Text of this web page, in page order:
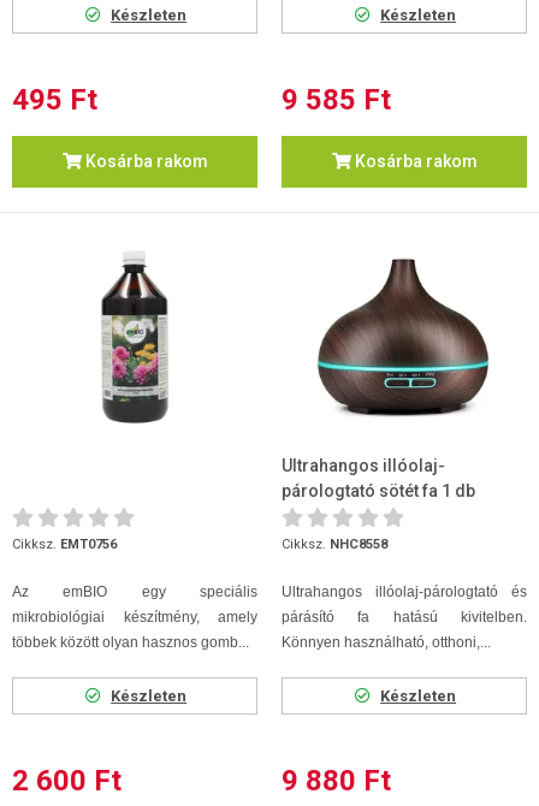
Készleten
495 Ft
Kosárba rakom
Készleten
9 585 Ft
Kosárba rakom
Cikksz. EMT0756
Az emBIO egy speciális
mikrobiológiai készítmény, amely
többek között olyan hasznos gomb...
Készleten
2 600 Ft
Ultrahangos illóolaj-
párologtató sötét fa 1 db
Cikksz. NHC8558
Ultrahangos illóolaj-párologtató és
párásító fa hatású kivitelben.
Könnyen használható, otthoni,...
Készleten
9 880 Ft